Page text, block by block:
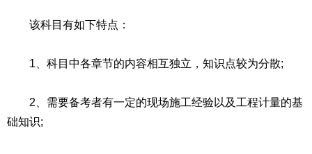
该科目有如下特点：
1、科目中各章节的内容相互独立，知识点较为分散;
2、需要备考者有一定的现场施工经验以及工程计量的基
础知识;